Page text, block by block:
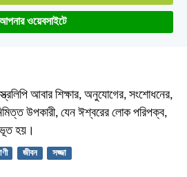
ওয়েবসাইটে
আবার শিক্ষার, অনুযোগের, সংশোধনের,
উপকারী, যেন ঈশ্বরের লোক পরিপক্ব,
হয়।
জীবন সজ্জা